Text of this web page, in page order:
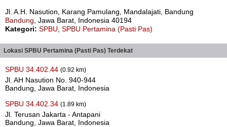
Jl. A.H. Nasution, Karang Pamulang, Mandalajati, Bandung
Bandung , Jawa Barat, Indonesia 40194
Kategori: SPBU SPBU Pertamina (Pasti Pas)
Lokasi SPBU Pertamina (Pasti Pas) Terdekat
SPBU 34.402.44 (0.92 km)
Jl. AH Nasution No. 940-944
Bandung, Jawa Barat, Indonesia
SPBU 34.402.34 (1.89 km)
Jl. Terusan Jakarta - Antapani
Bandung, Jawa Barat, Indonesia